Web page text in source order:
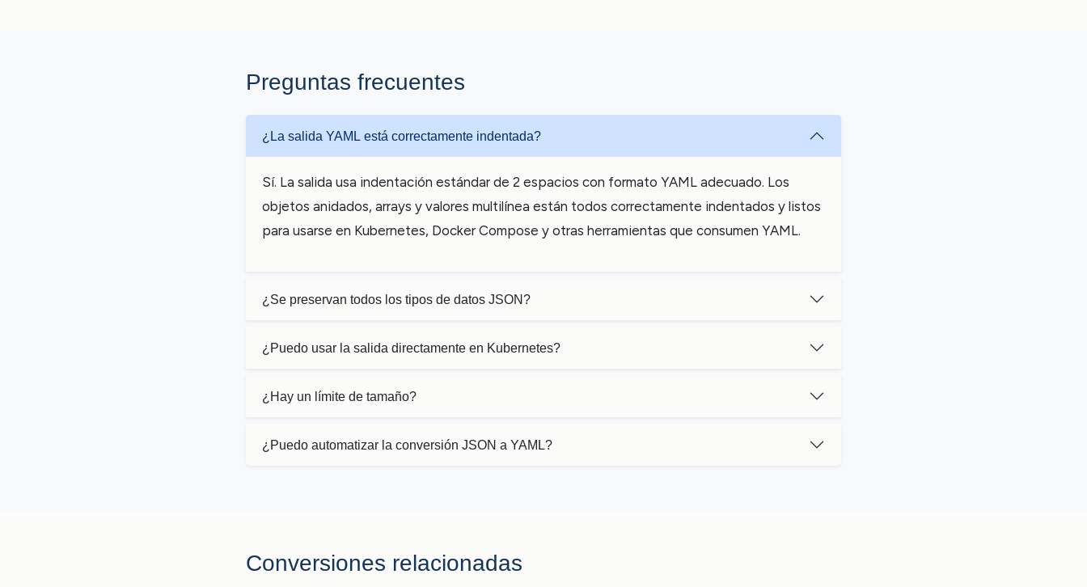
Preguntas frecuentes
¿La salida YAML está correctamente indentada?
Sí. La salida usa indentación estándar de 2 espacios con formato YAML adecuado. Los
objetos anidados, arrays y valores multilínea están todos correctamente indentados y listos
para usarse en Kubernetes, Docker Compose y otras herramientas que consumen YAML.
¿Se preservan todos los tipos de datos JSON?
¿Puedo usar la salida directamente en Kubernetes?
¿Hay un límite de tamaño?
¿Puedo automatizar la conversión JSON a YAML?
Conversiones relacionadas